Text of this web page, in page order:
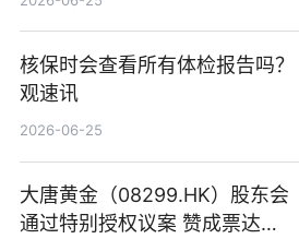
核保时会查看所有体检报告吗？
观速讯
2026-06-25
大唐黄金（08299.HK）股东会
通过特别授权议案 赞成票达